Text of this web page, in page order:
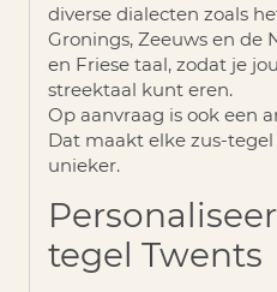
diverse dialecten zoals
Gronings, Zeeuws en de
en Friese taal, zodat je
streektaal kunt eren.
Op aanvraag is ook een
Dat maakt elke zus-
unieker.
tegel Twents